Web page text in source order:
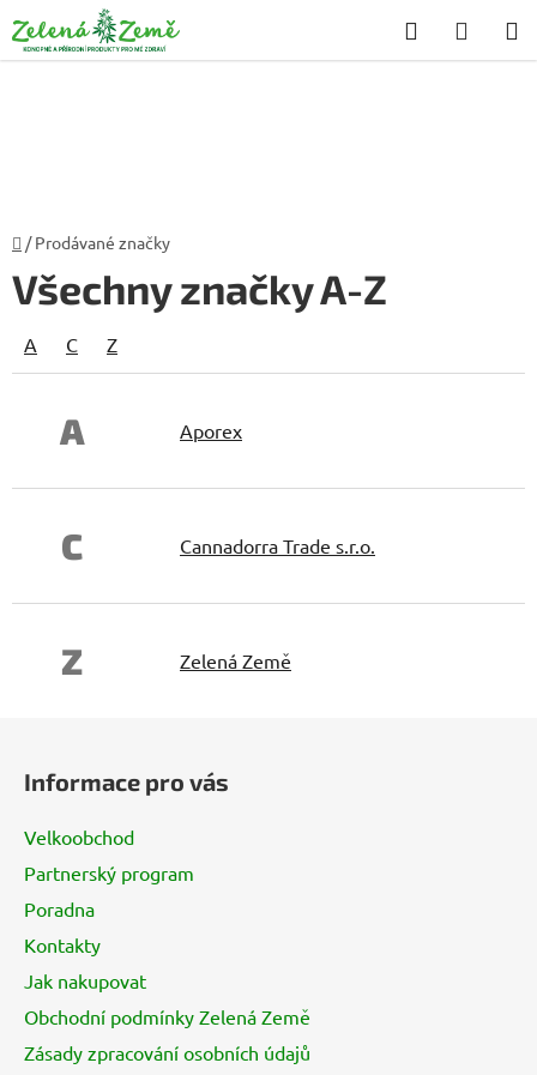
na
obsah
Hledat
KOŠÍK
Domů
/ Prodávané značky
Všechny značky A-Z
A C Z
A Aporex
C Cannadorra Trade s.r.o.
Z Zelená Země
Informace pro vás
Velkoobchod
Partnerský program
Poradna
Kontakty
Jak nakupovat
Obchodní podmínky Zelená Země
Zásady zpracování osobních údajů